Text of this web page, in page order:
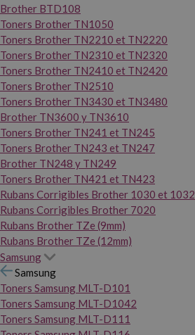
Brother BTD108
Toners Brother TN1050
Toners Brother TN2210 et TN2220
Toners Brother TN2310 et TN2320
Toners Brother TN2410 et TN2420
Toners Brother TN2510
Toners Brother TN3430 et TN3480
Brother TN3600 y TN3610
Toners Brother TN241 et TN245
Toners Brother TN243 et TN247
Brother TN248 y TN249
Toners Brother TN421 et TN423
Rubans Corrigibles Brother 1030 et 1032
Rubans Corrigibles Brother 7020
Rubans Brother TZe (9mm)
Rubans Brother TZe (12mm)
Samsung
Samsung
Toners Samsung MLT-D101
Toners Samsung MLT-D1042
Toners Samsung MLT-D111